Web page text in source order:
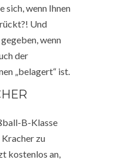
sich, wenn Ihnen
Und
wenn
der
„belagert“ ist.
B-Klasse
Kracher zu
kostenlos an,